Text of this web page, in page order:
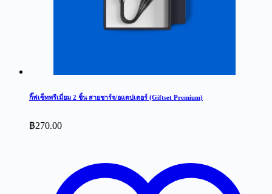
กิ๊ฟเซ็ทพรีเมี่ยม 2 ชิ้น สายชาร์จ/อแดปเตอร์ (Giftset Premium)
฿270.00